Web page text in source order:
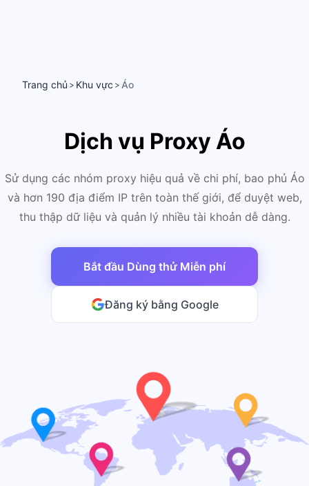
Trang chủ > Khu vực > Áo
Dịch vụ Proxy Áo
Sử dụng các nhóm proxy hiệu quả về chi phí, bao phủ Áo
và hơn 190 địa điểm IP trên toàn thế giới, để duyệt web,
thu thập dữ liệu và quản lý nhiều tài khoản dễ dàng.
Bắt đầu Dùng thử Miễn phí
Đăng ký bằng Google